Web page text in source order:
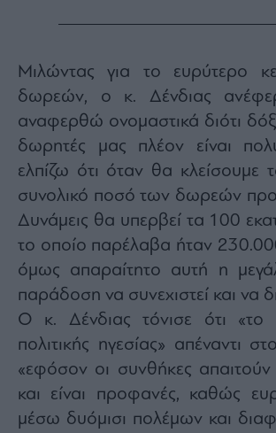
Reports
&
Branded
Content
Calendar
Monocle
Media
Mononews100
Εγγραφείτε
στο
Newsletter
του
mononews.gr
Μιλώντας για το ευρύτερο
δωρεών, ο κ. Δένδιας
αναφερθώ ονομαστικά διότι
δωρητές μας πλέον είναι
ελπίζω ότι όταν θα κλείσουμε
συνολικό ποσό των δωρεών
Δυνάμεις θα υπερβεί τα 100
το οποίο παρέλαβα ήταν
όμως απαραίτητο αυτή η
παράδοση να συνεχιστεί και να
Ο κ. Δένδιας τόνισε ότι «το
πολιτικής ηγεσίας» απέναντι
«εφόσον οι συνθήκες απαιτούν
και είναι προφανές, καθώς
μέσω δυόμισι πολέμων και